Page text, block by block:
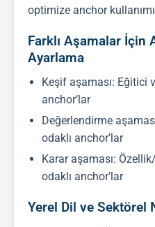
optimize anchor
Farklı Aşamalar İçin
Ayarlama
Keşif aşaması: Eğitici
anchor’lar
Değerlendirme
odaklı anchor’lar
Karar aşaması:
odaklı anchor’lar
Yerel Dil ve Sektörel